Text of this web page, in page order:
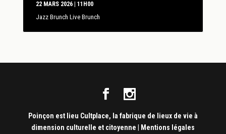
22 MARS 2026 | 11H00
Jazz Brunch Live Brunch
Poinçon est lieu Cultplace, la fabrique de lieux de vie à
dimension culturelle et citoyenne
Mentions légales